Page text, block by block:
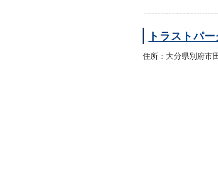
トラストパ
住所：大分県別府市